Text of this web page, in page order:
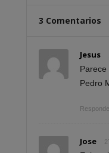
3 Comentarios
Jesus
Parece
Pedro
Jose